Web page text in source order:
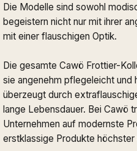
Die Modelle sind sowohl
begeistern nicht nur mit ihrer
mit einer flauschigen Optik.
Die gesamte Cawö Frottier-
sie angenehm pflegeleicht und
überzeugt durch
lange Lebensdauer. Bei Cawö
Unternehmen auf modernste
erstklassige Produkte